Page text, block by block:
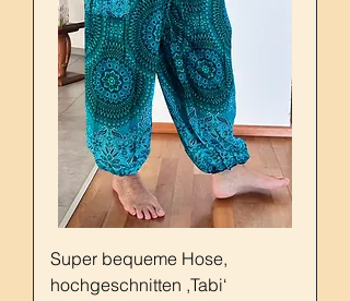
Super bequeme Hose,
hochgeschnitten ,Tabi‘